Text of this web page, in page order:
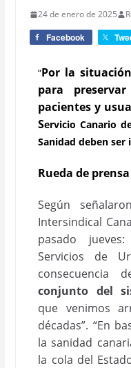
24 de enero de 2025
Facebook
“Por la
para
pacientes y
ServicioCanario
Sanidad deben
Rueda de
Según
Intersindical
pasado
Servicios de
consecuencia
conjunto del
que venimos
décadas”. “En
la sanidad
la cola del